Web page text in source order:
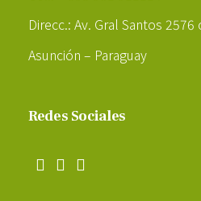
Direcc.: Av. Gral Santos
Asunción – Paraguay
Redes Sociales